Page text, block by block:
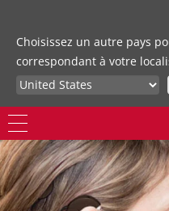
Choisissez un autre pays
correspondant à votre